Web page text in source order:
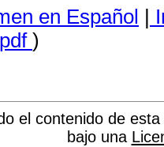
en Español |
pdf )
el contenido de
bajo una